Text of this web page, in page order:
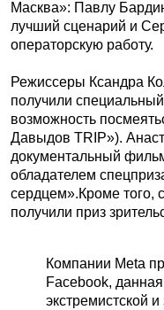
Масква»: Павлу
лучший сценарий и
операторскую работу.
Режиссеры Ксандра
получили
возможность
Давыдов TRIP»).
документальный
обладателем
сердцем».Кроме того,
получили приз
Компании Meta
Facebook,
экстремистской